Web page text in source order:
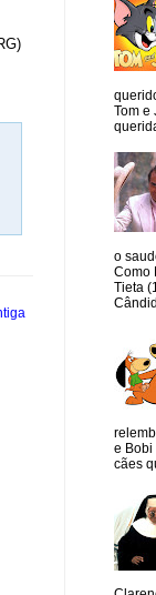
Tom e
o
Como
Tieta
e Bobi
cães